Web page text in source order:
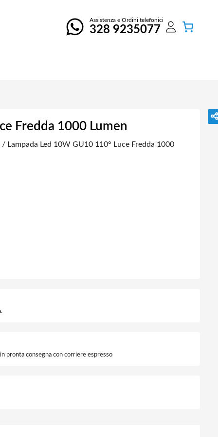
Assistenza e Ordini telefonici
328 9235077
Fredda 1000 Lumen
/ Lampada Led 10W GU10 110° Luce Fredda 1000
pronta consegna con corriere espresso